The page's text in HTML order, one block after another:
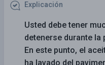
Explicación
Usted debe tener
detenerse durante la
En este punto, el
ha lavado del